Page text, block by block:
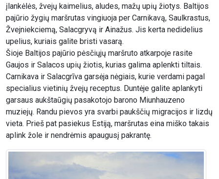
įlankėlės, žvejų kaimelius, aludes, mažų upių žiotys. Baltijos
pajūrio žygių maršrutas vingiuoja per Carnikavą, Saulkrastus,
Žvejniekciemą, Salacgryvą ir Ainažus. Jis kerta nedidelius
upelius, kuriais galite bristi vasarą.
Šioje Baltijos pajūrio pėsčiųjų maršruto atkarpoje rasite
Gaujos ir Salacos upių žiotis, kurias galima aplenkti tiltais.
Carnikava ir Salacgrīva garsėja nėgiais, kurie verdami pagal
specialius vietinių žvejų receptus. Duntėje galite aplankyti
garsaus aukštaūgių pasakotojo barono Miunhauzeno
muziejų. Randu pievos yra svarbi paukščių migracijos ir lizdų
vieta. Prieš pat pasiekus Estiją, maršrutas eina miško takais
aplink žole ir nendrėmis apaugusį pakrantę.